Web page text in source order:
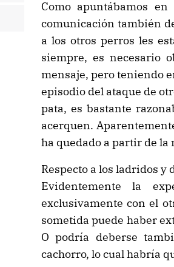
Como apuntábamos
comunicación también
a los otros perros les
siempre, es necesario
mensaje, pero teniendo
episodio del ataque de
pata, es bastante
acerquen.
ha quedado a partir de
Respecto a los ladridos y
Evidentemente la
exclusivamente con el
sometida puede haber
O podría deberse
cachorro, lo cual habría